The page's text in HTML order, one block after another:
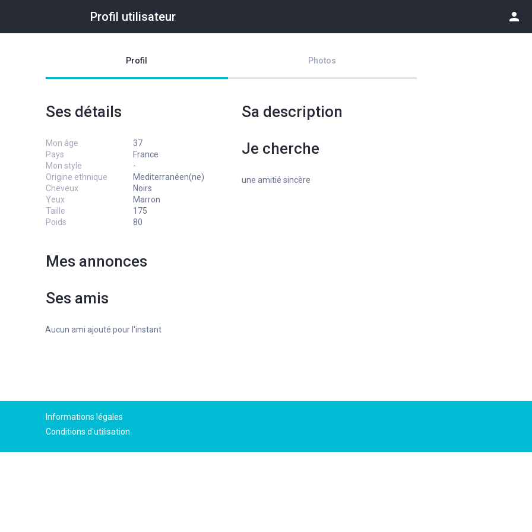
Profil utilisateur person
Profil Photos
Ses détails
Mon âge
37
Pays
France
Mon style
-
Origine ethnique
Mediterranéen(ne)
Cheveux
Noirs
Yeux
Marron
Taille
175
Poids
80
Sa description
Je cherche
une amitié sincère
Mes annonces
Ses amis
Aucun ami ajouté pour l'instant
Informations légales
Conditions d'utilisation